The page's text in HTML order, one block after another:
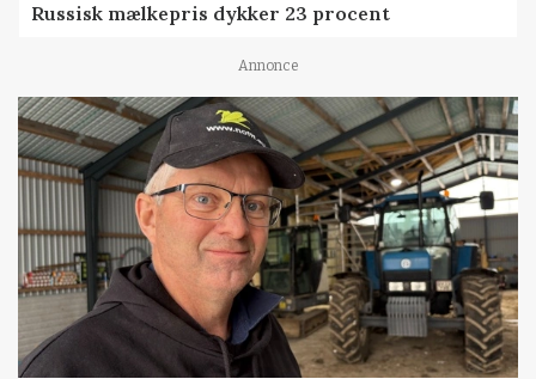
Russisk mælkepris dykker 23 procent
Annonce